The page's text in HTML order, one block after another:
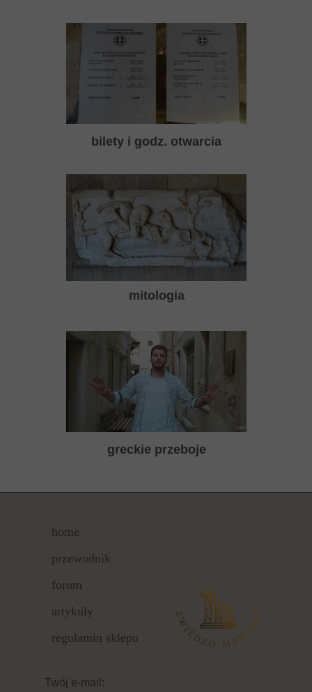
Twój e-mail:
home
przewodnik
forum
artykuły
regulamin sklepu
bilety i godz. otwarcia
mitologia
greckie przeboje